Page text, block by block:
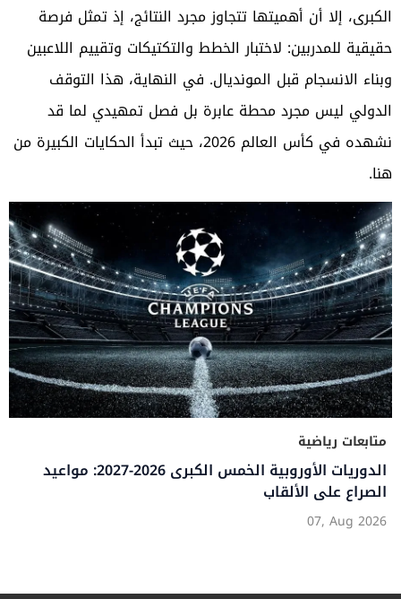
الكبرى، إلا أن أهميتها تتجاوز مجرد النتائج، إذ تمثل فرصة
حقيقية للمدربين: لاختبار الخطط والتكتيكات وتقييم اللاعبين
وبناء الانسجام قبل المونديال. في النهاية، هذا التوقف
الدولي ليس مجرد محطة عابرة بل فصل تمهيدي لما قد
نشهده في كأس العالم 2026، حيث تبدأ الحكايات الكبيرة من
هنا.
متابعات رياضية
الدوريات الأوروبية الخمس الكبرى 2026-2027: مواعيد
الصراع على الألقاب
07, Aug 2026